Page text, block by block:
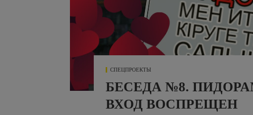
СПЕЦПРОЕКТЫ
БЕСЕДА №8.
ВХОД ВОСПРЕЩЕН